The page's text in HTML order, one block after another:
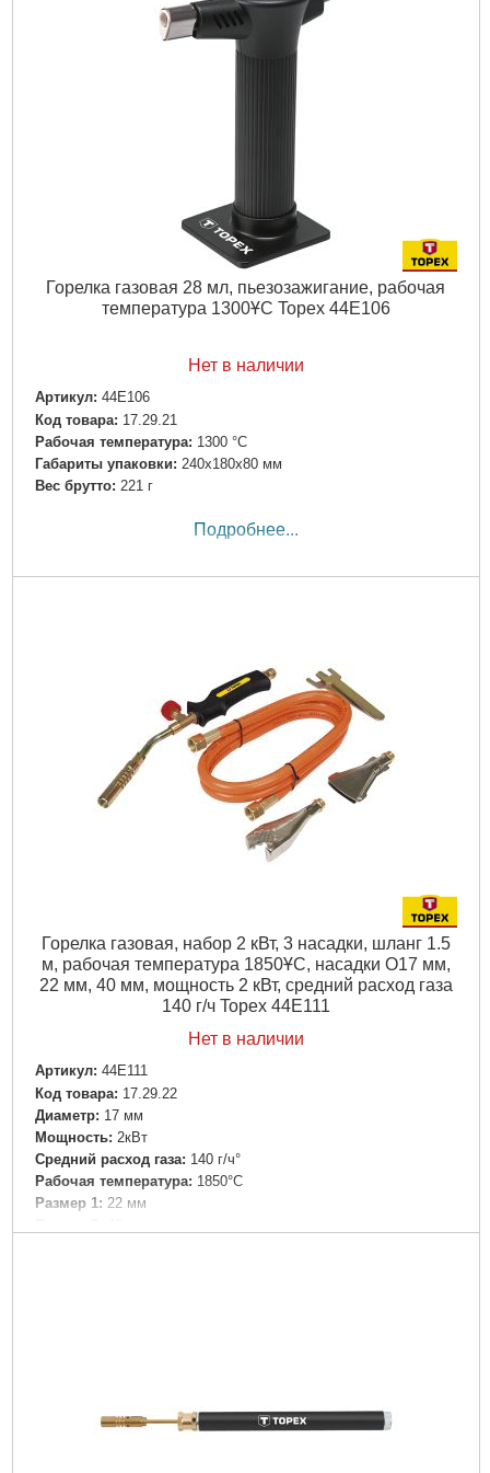
Горелка газовая 28 мл, пьезозажигание, рабочая
температура 1300ҰC Topex 44E106
Нет в наличии
Артикул: 44E106
Код товара: 17.29.21
Рабочая температура: 1300 °C
Габариты упаковки: 240x180x80 мм
Вес брутто: 221 г
Подробнее...
Горелка газовая, набор 2 кВт, 3 насадки, шланг 1.5
м, рабочая температура 1850ҰC, насадки O17 мм,
22 мм, 40 мм, мощность 2 кВт, средний расход газа
140 г/ч Topex 44E111
Нет в наличии
Артикул: 44E111
Код товара: 17.29.22
Диаметр: 17 мм
Мощность: 2кВт
Средний расход газа: 140 г/ч°
Рабочая температура: 1850°C
Размер 1: 22 мм